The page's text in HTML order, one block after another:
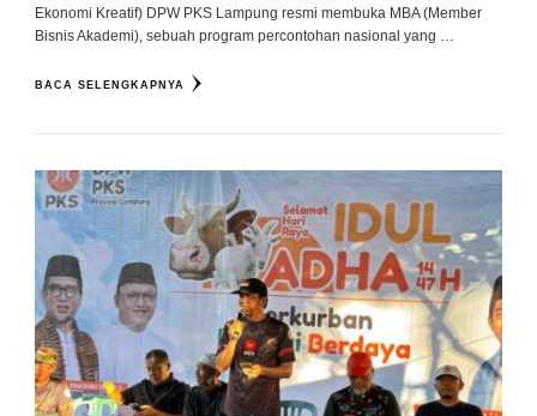
Ekonomi Kreatif) DPW PKS Lampung resmi membuka MBA (Member
Bisnis Akademi), sebuah program percontohan nasional yang …
BACA SELENGKAPNYA